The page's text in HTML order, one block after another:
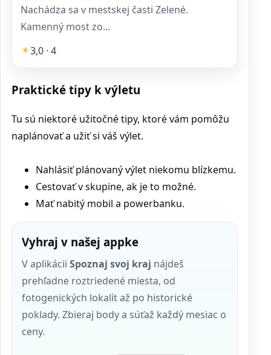
Nachádza sa v mestskej časti Zelené.
Kamenný most zo...
3,0 · 4
Praktické tipy k výletu
Tu sú niektoré užitočné tipy, ktoré vám pomôžu
naplánovať a užiť si váš výlet.
Nahlásiť plánovaný výlet niekomu blízkemu.
Cestovať v skupine, ak je to možné.
Mať nabitý mobil a powerbanku.
Vyhraj v našej appke
V aplikácii Spoznaj svoj kraj nájdeš
prehľadne roztriedené miesta, od
fotogenických lokalít až po historické
poklady. Zbieraj body a súťaž každý mesiac o
ceny.